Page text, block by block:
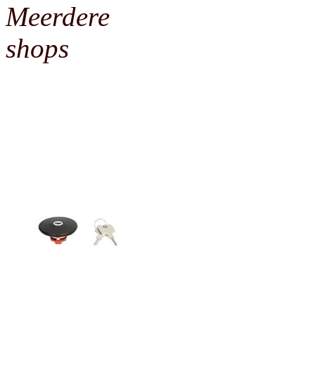
Meerdere
shops